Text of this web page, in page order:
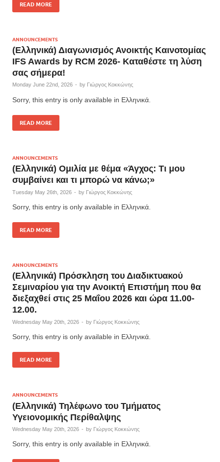
READ MORE
ANNOUNCEMENTS
(Ελληνικά) Διαγωνισμός Ανοικτής Καινοτομίας
IFS Awards by RCM 2026- Καταθέστε τη λύση
σας σήμερα!
Monday June 22nd, 2026 - by Γιώργος Κοκκώνης
Sorry, this entry is only available in Ελληνικά.
READ MORE
ANNOUNCEMENTS
(Ελληνικά) Ομιλία με θέμα «Άγχος: Τι μου
συμβαίνει και τι μπορώ να κάνω;»
Tuesday May 26th, 2026 - by Γιώργος Κοκκώνης
Sorry, this entry is only available in Ελληνικά.
READ MORE
ANNOUNCEMENTS
(Ελληνικά) Πρόσκληση του Διαδικτυακού
Σεμιναρίου για την Ανοικτή Επιστήμη που θα
διεξαχθεί στις 25 Μαΐου 2026 και ώρα 11.00-
12.00.
Wednesday May 20th, 2026 - by Γιώργος Κοκκώνης
Sorry, this entry is only available in Ελληνικά.
READ MORE
ANNOUNCEMENTS
(Ελληνικά) Τηλέφωνο του Τμήματος
Υγειονομικής Περίθαλψης
Wednesday May 20th, 2026 - by Γιώργος Κοκκώνης
Sorry, this entry is only available in Ελληνικά.